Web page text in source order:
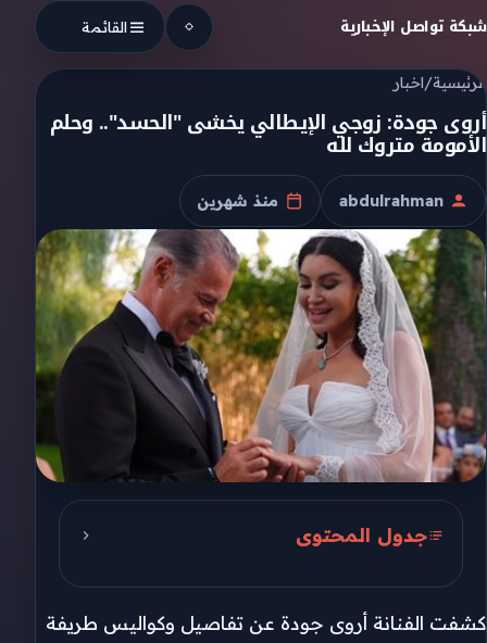
Skip to content
شبكة تواصل الإخبارية القائمة
الرئيسية/اخبار
أروى جودة: زوجي الإيطالي يخشى "الحسد".. وحلم
الأمومة متروك لله
الكاتب
abdulrahman
تاريخ النشر
منذ شهرين
جدول المحتوى
كشفت الفنانة أروى جودة عن تفاصيل وكواليس طريفة